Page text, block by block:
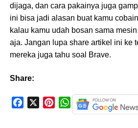
dijaga, dan cara pakainya juga
ini bisa jadi alasan buat kamu
kalau kamu udah bosan sama
aja. Jangan lupa share artikel ini ke
mereka juga tahu soal Brave.
Share:
W
h